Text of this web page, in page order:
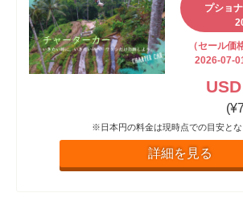
プショ
（セール価
2026-07-
※日本円の料金は現時点での目安と
詳細を見る